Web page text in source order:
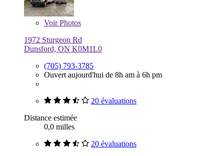
VoirPhotos
1972 Sturgeon Rd
Dunsford, ON K0M1L0
(705) 793-3785
Ouvert aujourd'hui de 8h am à 6h pm
20 évaluations
Distance estimée
0,0 milles
20 évaluations